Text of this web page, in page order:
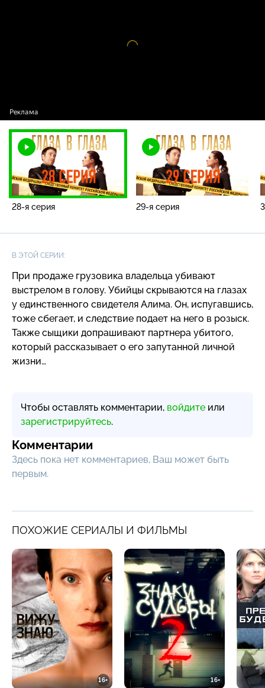
28-я серия 29-я серия
В ЭТОЙ СЕРИИ:
При продаже грузовика владельца убивают
выстрелом в голову. Убийцы скрываются на глазах
у единственного свидетеля Алима. Он, испугавшись,
тоже сбегает, и следствие подает на него в розыск.
Также сыщики допрашивают партнера убитого,
который рассказывает о его запутанной личной
жизни…
Чтобы оставлять комментарии, войдите или
зарегистрируйтесь.
Комментарии
Здесь пока нет комментариев, Ваш может быть
первым.
ПОХОЖИЕ СЕРИАЛЫ И ФИЛЬМЫ
16+ 16+